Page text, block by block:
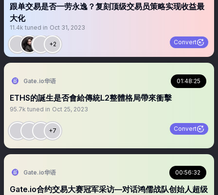
跟单交易是否一劳永逸？复刻顶级交易员策略实现收益最
大化
11.4k tuned in Oct 31, 2023
+2 Convert
Gate.io华语 01:48:25
ETHS的誕生是否會給傳統L2整體格局帶來衝擊
95.7k tuned in Oct 25, 2023
+7 Convert
Gate.io华语 00:56:32
Gate.io合约交易大赛冠军采访—对话鸿儒战队创始人超级